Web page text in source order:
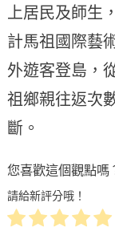
上居民及師生
計馬祖國際藝
外遊客登島，
祖鄉親往返次
斷。
您喜歡這個觀點嗎
請給新評分哦！